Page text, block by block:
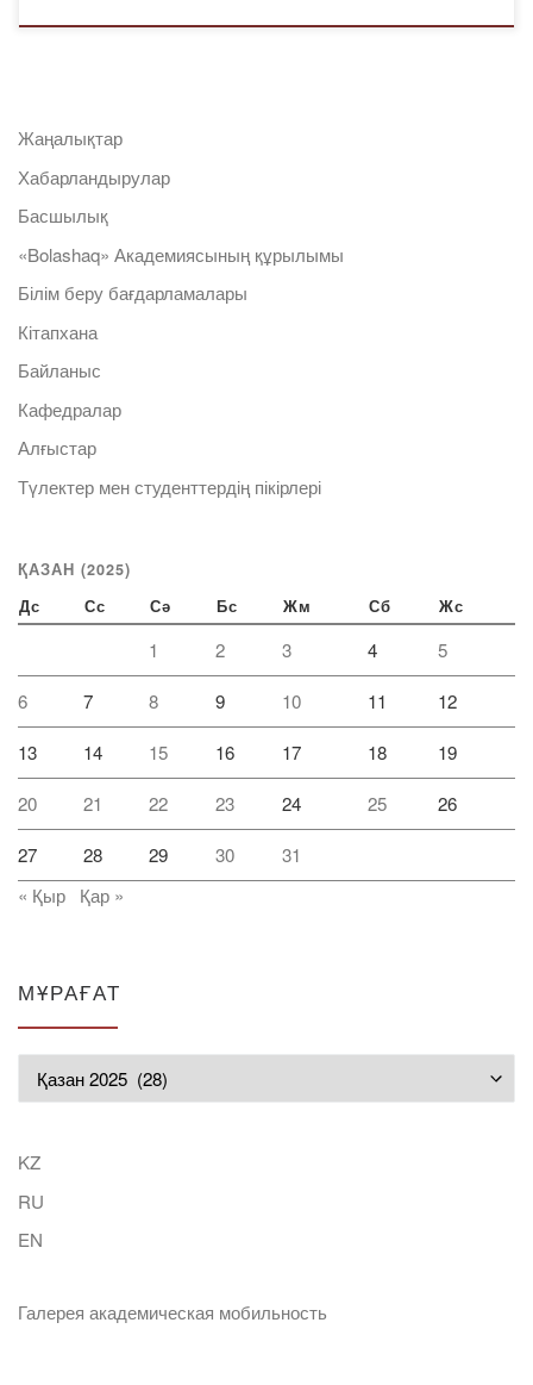
Жаңалықтар
Хабарландырулар
Басшылық
«Bolashaq» Академиясының құрылымы
Білім беру бағдарламалары
Кітапхана
Байланыс
Кафедралар
Алғыстар
Түлектер мен студенттердің пікірлері
ҚАЗАН (2025)
Дс Сс Сә Бс Жм Сб Жс
1 2 3 4 5
6 7 8 9 10 11 12
13 14 15 16 17 18 19
20 21 22 23 24 25 26
27 28 29 30
31
« Қыр
Қар »
МҰРАҒАТ
KZ
RU
EN
Галерея академическая мобильность